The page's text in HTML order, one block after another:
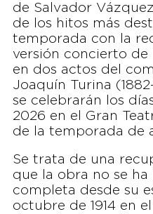
de Salvador
de los hitos más
temporada con la
versión concierto
en dos actos del
Joaquín Turina
se celebrarán los
2026 en el Gran
de la temporada de
Se trata de una
que la obra no se
completa desde su
octubre de 1914 en